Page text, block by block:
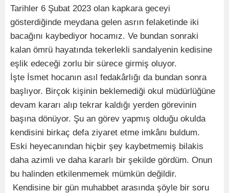
Tarihler 6 Şubat 2023 olan kapkara geceyi
gösterdiğinde meydana gelen asrın felaketinde iki
bacağını kaybediyor hocamız. Ve bundan sonraki
kalan ömrü hayatında tekerlekli sandalyenin kedisine
eşlik edeceği zorlu bir sürece girmiş oluyor.
İşte İsmet hocanın asıl fedakârlığı da bundan sonra
başlıyor. Birçok kişinin beklemediği okul müdürlüğüne
devam kararı alıp tekrar kaldığı yerden görevinin
başına dönüyor. Şu an görev yapmış olduğu okulda
kendisini birkaç defa ziyaret etme imkânı buldum.
Eski heyecanından hiçbir şey kaybetmemiş bilakis
daha azimli ve daha kararlı bir şekilde gördüm. Onun
bu halinden etkilenmemek mümkün değildir.
Kendisine bir gün muhabbet arasında şöyle bir soru